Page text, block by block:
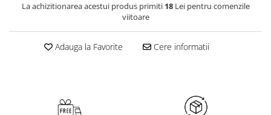
La achizitionarea acestui produs primiti 18Lei pentru comenzile
viitoare
Adauga la Favorite Cere informatii